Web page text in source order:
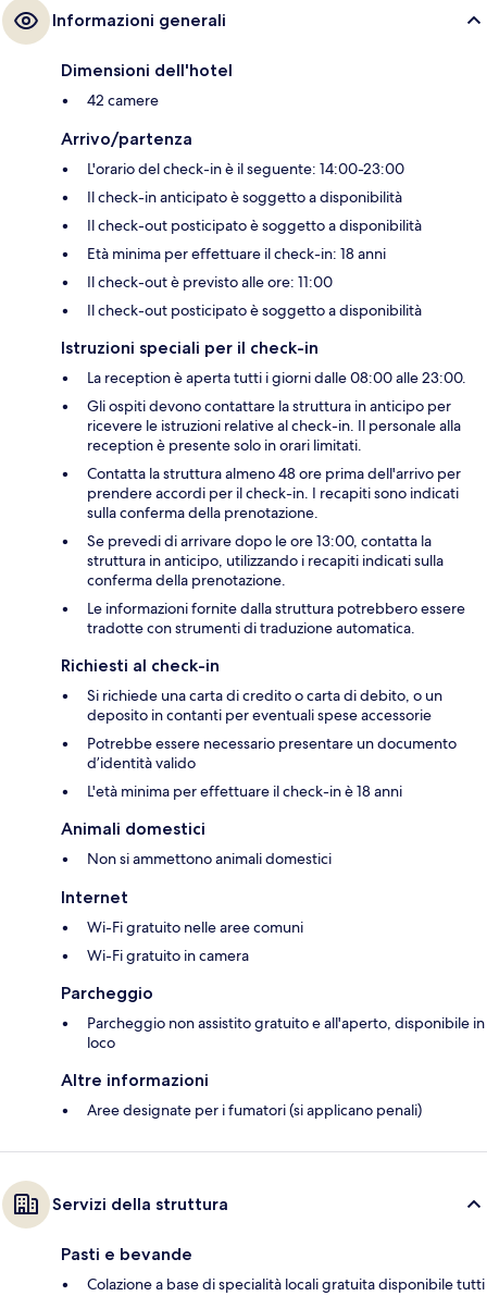
Informazioni generali
Dimensioni dell'hotel
42 camere
Arrivo/partenza
L'orario del check-in è il seguente: 14:00-23:00
Il check-in anticipato è soggetto a disponibilità
Il check-out posticipato è soggetto a disponibilità
Età minima per effettuare il check-in: 18 anni
Il check-out è previsto alle ore: 11:00
Il check-out posticipato è soggetto a disponibilità
Istruzioni speciali per il check-in
La reception è aperta tutti i giorni dalle 08:00 alle 23:00.
Gli ospiti devono contattare la struttura in anticipo per
ricevere le istruzioni relative al check-in. Il personale alla
reception è presente solo in orari limitati.
Contatta la struttura almeno 48 ore prima dell'arrivo per
prendere accordi per il check-in. I recapiti sono indicati
sulla conferma della prenotazione.
Se prevedi di arrivare dopo le ore 13:00, contatta la
struttura in anticipo, utilizzando i recapiti indicati sulla
conferma della prenotazione.
Le informazioni fornite dalla struttura potrebbero essere
tradotte con strumenti di traduzione automatica.
Richiesti al check-in
Si richiede una carta di credito o carta di debito, o un
deposito in contanti per eventuali spese accessorie
Potrebbe essere necessario presentare un documento
d’identità valido
L'età minima per effettuare il check-in è 18 anni
Animali domestici
Non si ammettono animali domestici
Internet
Wi-Fi gratuito nelle aree comuni
Wi-Fi gratuito in camera
Parcheggio
Parcheggio non assistito gratuito e all'aperto, disponibile in
loco
Altre informazioni
Aree designate per i fumatori (si applicano penali)
Servizi della struttura
Pasti e bevande
Colazione a base di specialità locali gratuita disponibile tutti